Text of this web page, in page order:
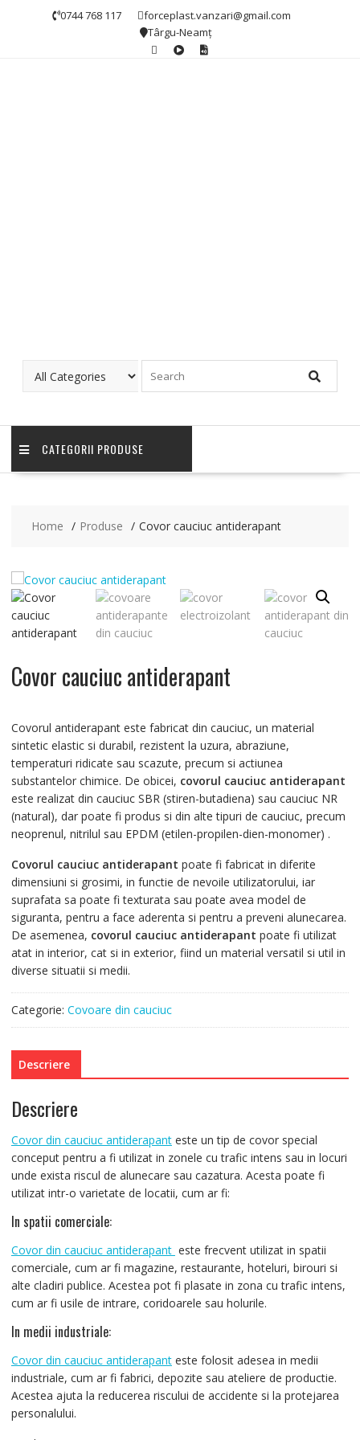
0744 768 117
forceplast.vanzari@gmail.com
Târgu-Neamț
CATEGORII PRODUSE
Home Produse Covor cauciuc antiderapant
Covor cauciuc antiderapant
Covorul antiderapant este fabricat din cauciuc, un material
sintetic elastic si durabil, rezistent la uzura, abraziune,
temperaturi ridicate sau scazute, precum si actiunea
substantelor chimice. De obicei, covorul cauciuc antiderapant
este realizat din cauciuc SBR (stiren-butadiena) sau cauciuc NR
(natural), dar poate fi produs si din alte tipuri de cauciuc, precum
neoprenul, nitrilul sau EPDM (etilen-propilen-dien-monomer) .
Covorul cauciuc antiderapant poate fi fabricat in diferite
dimensiuni si grosimi, in functie de nevoile utilizatorului, iar
suprafata sa poate fi texturata sau poate avea model de
siguranta, pentru a face aderenta si pentru a preveni alunecarea.
De asemenea, covorul cauciuc antiderapant poate fi utilizat
atat in interior, cat si in exterior, fiind un material versatil si util in
diverse situatii si medii.
Categorie: Covoare din cauciuc
Descriere
Descriere
Covor din cauciuc antiderapanteste un tip de covor special
conceput pentru a fi utilizat in zonele cu trafic intens sau in locuri
unde exista riscul de alunecare sau cazatura. Acesta poate fi
utilizat intr-o varietate de locatii, cum ar fi:
In spatii comerciale:
Covor din cauciuc antiderapant este frecvent utilizat in spatii
comerciale, cum ar fi magazine, restaurante, hoteluri, birouri si
alte cladiri publice. Acestea pot fi plasate in zona cu trafic intens,
cum ar fi usile de intrare, coridoarele sau holurile.
In medii industriale:
Covor din cauciuc antiderapanteste folosit adesea in medii
industriale, cum ar fi fabrici, depozite sau ateliere de productie.
Acestea ajuta la reducerea riscului de accidente si la protejarea
personalului.